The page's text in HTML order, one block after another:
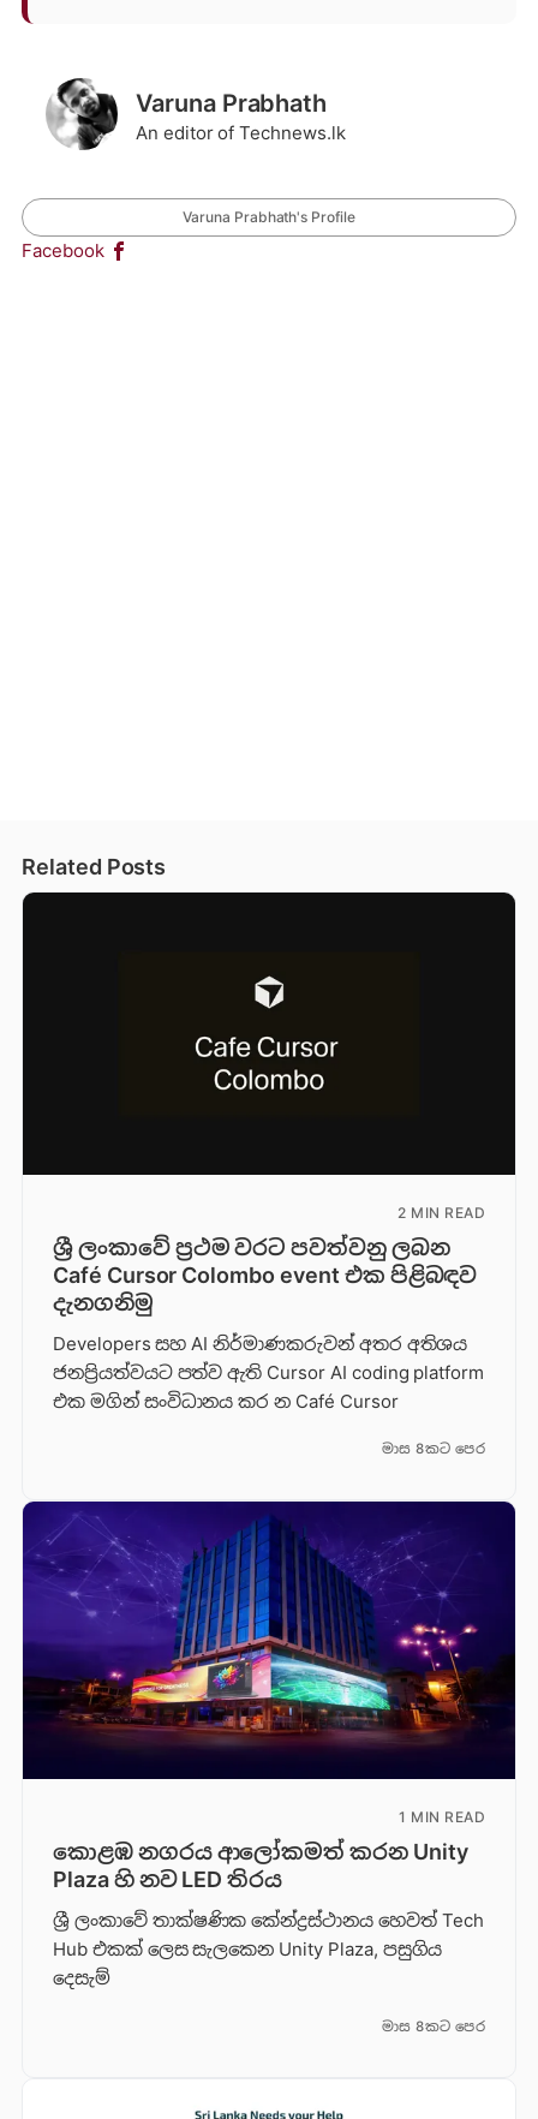
Varuna Prabhath
An editor of Technews.lk
Varuna Prabhath's Profile
Facebook
Related Posts
2 MIN READ
ශ්‍රී ලංකාවේ ප්‍රථම වරට පවත්වනු ලබන
Café Cursor Colombo event එක පිළිබඳව
දැනගනිමු
Developers සහ AI නිර්මාණකරුවන් අතර අතිශය
ජනප්‍රියත්වයට පත්ව ඇති Cursor AI coding platform
එක මගින් සංවිධානය කර න Café Cursor
මාස 8කට පෙර
1 MIN READ
කොළඹ නගරය ආලෝකමත් කරන Unity
Plaza හි නව LED තිරය
ශ්‍රී ලංකාවේ තාක්ෂණික කේන්ද්‍රස්ථානය හෙවත් Tech
Hub එකක් ලෙස සැලකෙන Unity Plaza, පසුගිය
දෙසැම්
මාස 8කට පෙර